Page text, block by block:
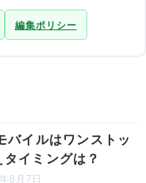
編集ポリシー
バイルはワンストッ
イミングは？
8月7日